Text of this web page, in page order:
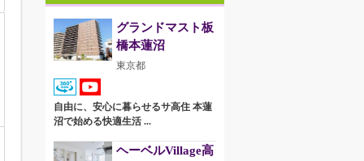
グランドマスト板
橋本蓮沼
東京都
自由に、安心に暮らせるサ高住 本蓮
沼で始める快適生活 ...
ヘーベルVillage高